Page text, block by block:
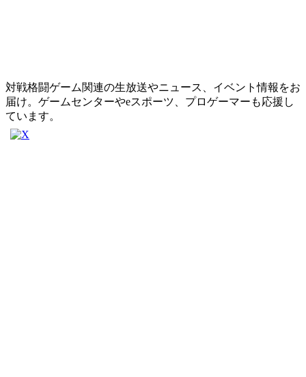
対戦格闘ゲーム関連の生放送やニュース、イベント情報をお
届け。ゲームセンターやeスポーツ、プロゲーマーも応援し
ています。